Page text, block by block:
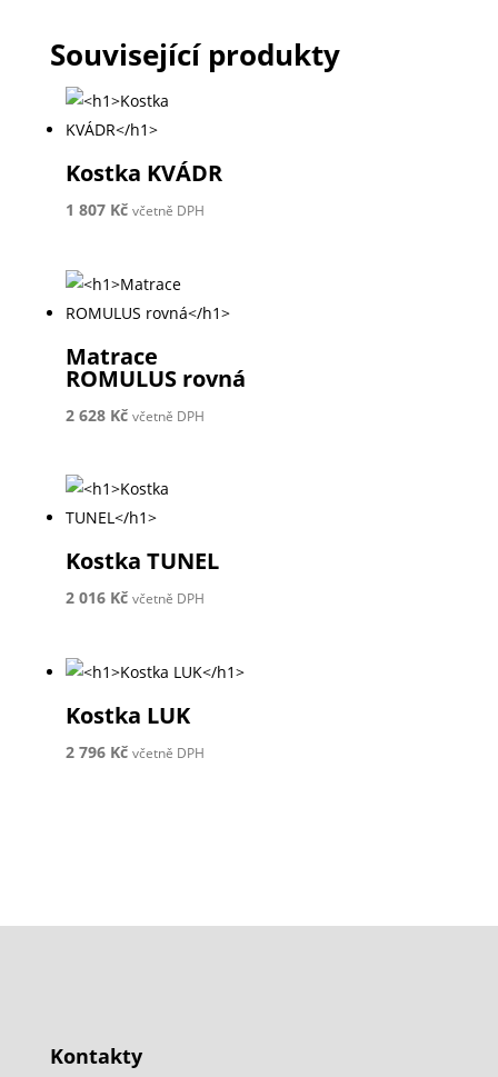
Související produkty
Kostka KVÁDR
1 807 Kč včetně DPH
Matrace
ROMULUS rovná
2 628 Kč včetně DPH
Kostka TUNEL
2 016 Kč včetně DPH
Kostka LUK
2 796 Kč včetně DPH
Kontakty